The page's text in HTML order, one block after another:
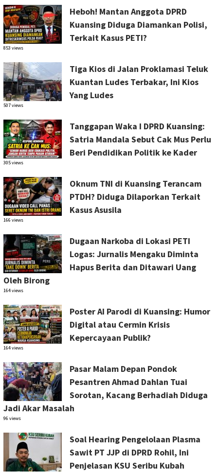
Heboh! Mantan Anggota DPRD
Kuansing Diduga Diamankan Polisi,
Terkait Kasus PETI?
853 views
Tiga Kios di Jalan Proklamasi Teluk
Kuantan Ludes Terbakar, Ini Kios
Yang Ludes
507 views
Tanggapan Waka I DPRD Kuansing:
Satria Mandala Sebut Cak Mus Perlu
Beri Pendidikan Politik ke Kader
305 views
Oknum TNI di Kuansing Terancam
PTDH? Diduga Dilaporkan Terkait
Kasus Asusila
166 views
Dugaan Narkoba di Lokasi PETI
Logas: Jurnalis Mengaku Diminta
Hapus Berita dan Ditawari Uang
Oleh Birong
164 views
Poster AI Parodi di Kuansing: Humor
Digital atau Cermin Krisis
Kepercayaan Publik?
164 views
Pasar Malam Depan Pondok
Pesantren Ahmad Dahlan Tuai
Sorotan, Kacang Berhadiah Diduga
Jadi Akar Masalah
96 views
Soal Hearing Pengelolaan Plasma
Sawit PT JJP di DPRD Rohil, Ini
Penjelasan KSU Seribu Kubah